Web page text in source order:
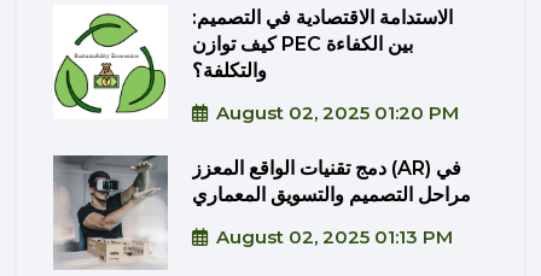
الاستدامة الاقتصادية في التصميم:
كيف توازن PEC بين الكفاءة
والتكلفة؟
August 02, 2025 01:20 PM
دمج تقنيات الواقع المعزز (AR) في
مراحل التصميم والتسويق المعماري
August 02, 2025 01:13 PM